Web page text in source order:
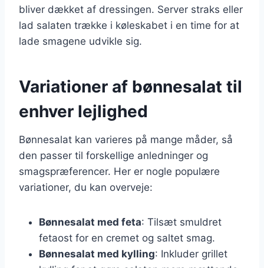
bliver dækket af dressingen. Server straks eller
lad salaten trække i køleskabet i en time for at
lade smagene udvikle sig.
Variationer af bønnesalat til
enhver lejlighed
Bønnesalat kan varieres på mange måder, så
den passer til forskellige anledninger og
smagspræferencer. Her er nogle populære
variationer, du kan overveje:
Bønnesalat med feta: Tilsæt smuldret
fetaost for en cremet og saltet smag.
Bønnesalat med kylling: Inkluder grillet